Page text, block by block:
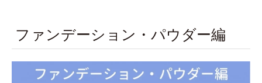
ファンデーション・パウダー編